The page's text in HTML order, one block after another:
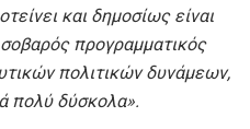
και δημοσίως είναι
προγραμματικός
πολιτικών δυνάμεων,
πολύ δύσκολα».